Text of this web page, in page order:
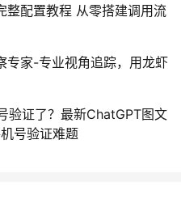
配置教程 从零搭建调用流
家-专业视角追踪，用龙虾
验证了？最新ChatGPT图文
号验证难题